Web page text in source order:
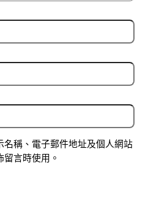
名稱、電子郵件地址及個人網站
言時使用。